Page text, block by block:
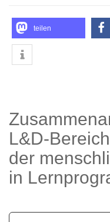
teilen
L&D-
der
in